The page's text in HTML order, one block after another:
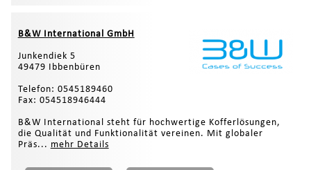
B&W International GmbH
Junkendiek 5
49479 Ibbenbüren
Telefon: 0545189460
Fax: 054518946444
B&W International steht für hochwertige Kofferlösungen,
die Qualität und Funktionalität vereinen. Mit globaler
Präs... mehr Details